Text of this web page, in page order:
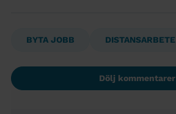
BYTA JOBB DISTANSARBETE
Dölj kommentarer